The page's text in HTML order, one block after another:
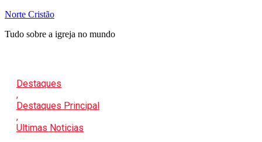
Pular
o
Norte Cristão
Tudo sobre a igreja no mundo
Destaques
,
Destaques Principal
,
Ultimas Noticias